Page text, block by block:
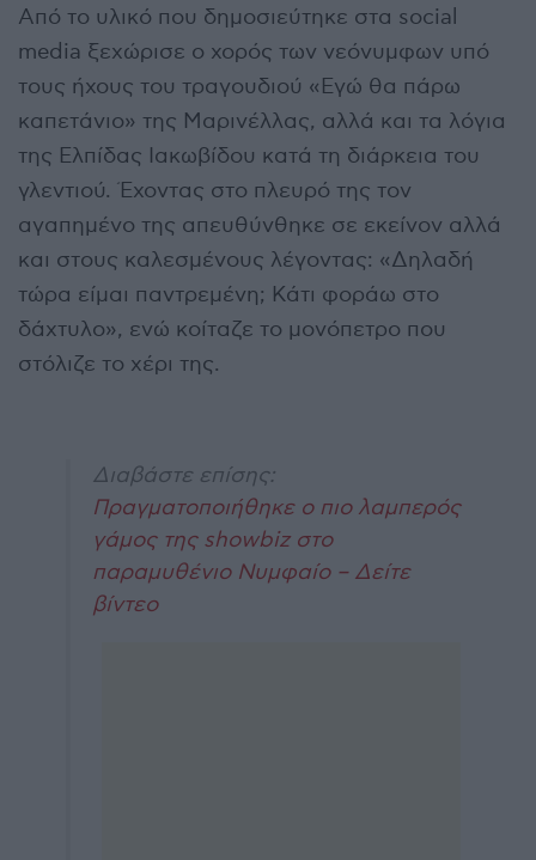
Από το υλικό που δημοσιεύτηκε στα social
media ξεχώρισε ο χορός των νεόνυμφων υπό
τους ήχους του τραγουδιού «Εγώ θα πάρω
καπετάνιο» της Μαρινέλλας, αλλά και τα λόγια
της Ελπίδας Ιακωβίδου κατά τη διάρκεια του
γλεντιού. Έχοντας στο πλευρό της τον
αγαπημένο της απευθύνθηκε σε εκείνον αλλά
και στους καλεσμένους λέγοντας: «Δηλαδή
τώρα είμαι παντρεμένη; Κάτι φοράω στο
δάχτυλο», ενώ κοίταζε το μονόπετρο που
στόλιζε το χέρι της.
Διαβάστε επίσης:
Πραγματοποιήθηκε ο πιο λαμπερός
γάμος της showbiz στο
παραμυθένιο Νυμφαίο – Δείτε
βίντεο